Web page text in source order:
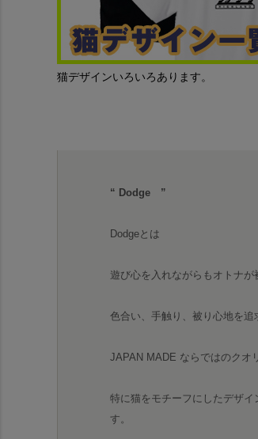
猫デザインいろいろあります。
“ Dodge ”
Dodgeとは
遊び心を入れながらもオトナが
色合い、手触り、被り心地を追
JAPAN MADE ならではのクオ
特に猫をモチーフにしたデザ
す。